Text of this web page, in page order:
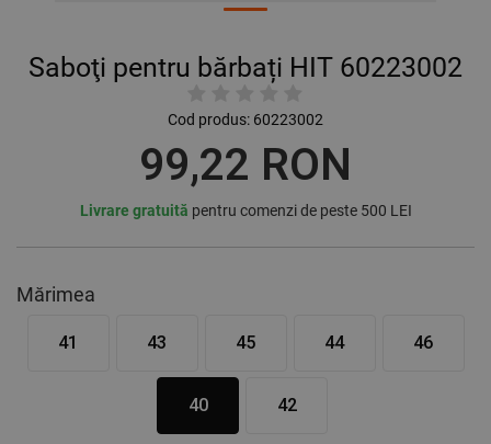
Saboţi pentru bărbați HIT 60223002
Cod produs: 60223002
99,22 RON
Livrare gratuită pentru comenzi de peste 500 LEI
Mărimea
41 43 45 44 46
40 42